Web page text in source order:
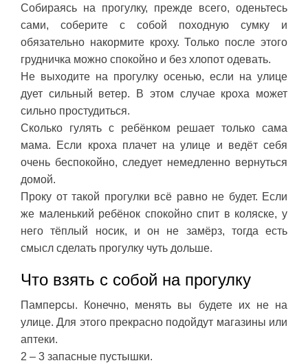
Собираясь на прогулку, прежде всего, оденьтесь
сами, соберите с собой походную сумку и
обязательно накормите кроху. Только после этого
грудничка можно спокойно и без хлопот одевать.
Не выходите на прогулку осенью, если на улице
дует сильный ветер. В этом случае кроха может
сильно простудиться.
Сколько гулять с ребёнком решает только сама
мама. Если кроха плачет на улице и ведёт себя
очень беспокойно, следует немедленно вернуться
домой.
Проку от такой прогулки всё равно не будет. Если
же маленький ребёнок спокойно спит в коляске, у
него тёплый носик, и он не замёрз, тогда есть
смысл сделать прогулку чуть дольше.
Что взять с собой на прогулку
Памперсы. Конечно, менять вы будете их не на
улице. Для этого прекрасно подойдут магазины или
аптеки.
2 – 3 запасные пустышки.